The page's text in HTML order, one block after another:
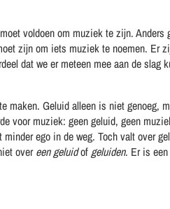
voldoen om muziek te zijn. Anders
zijn om iets muziek te noemen. Er
dat we er meteen mee aan de slag
maken. Geluid alleen is niet genoeg,
voor muziek: geen geluid, geen
ego in de weg. Toch valt over
overeen geluidofgeluiden. Er is een